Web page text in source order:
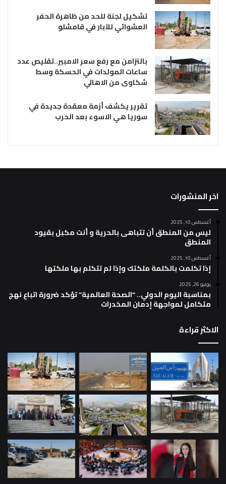
تشكيل لجنة للحد من ظاهرة الحفر
العشوائي للآبار في قامشلو
بالتزامن مع رفع سعر الامبير..تقليص عدد
ساعات المولدات في الحسكة وسط
شكاوى من الاهالي
تقرير يكشف أزمة معقدة جديدة في
سوريا هي الاسوء بعد الحرب
اخر المنشورات
أغسطس 10, 2025
ليس من المنطق أن تتباهى بالحرية و أنت مكبل بقيود
المنطق
أغسطس 10, 2025
إذا تكلمت بالكلمة ملكتك وإذا لم تتكلم بها ملكتها
يونيو 26, 2025
بمناسبة اليوم الدولي.. “الصحة العالمية” تؤكد ضرورة اتباع نهج
متكامل لمواجهة إدمان المخدرات
الاكثر قراءة